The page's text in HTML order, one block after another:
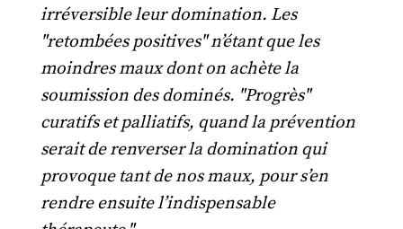
irréversible leur domination. Les
"retombées positives" n’étant que les
moindres maux dont on achète la
soumission des dominés. "Progrès"
curatifs et palliatifs, quand la prévention
serait de renverser la domination qui
provoque tant de nos maux, pour s’en
rendre ensuite l’indispensable